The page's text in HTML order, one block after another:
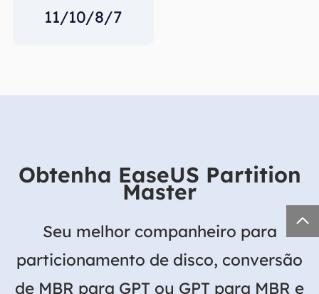
11/10/8/7
Obtenha EaseUS Partition
Master
Seu melhor companheiro para
particionamento de disco, conversão
de MBR para GPT ou GPT para MBR e
